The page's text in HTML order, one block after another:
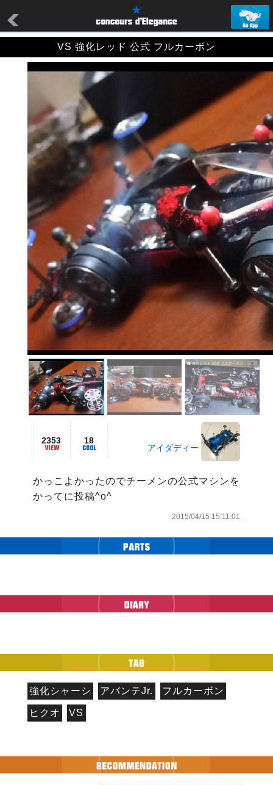
VS 強化レッド 公式 フルカーボン
2353 18
アイダディー
かっこよかったのでチーメンの公式マシンを
かってに投稿^o^
2015/04/15 15:11:01
強化シャーシ アバンテJr. フルカーボン
ヒクオ VS